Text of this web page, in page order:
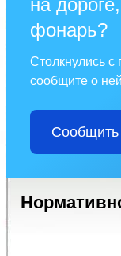
на
фонарь?
Столкнулись
сообщите о